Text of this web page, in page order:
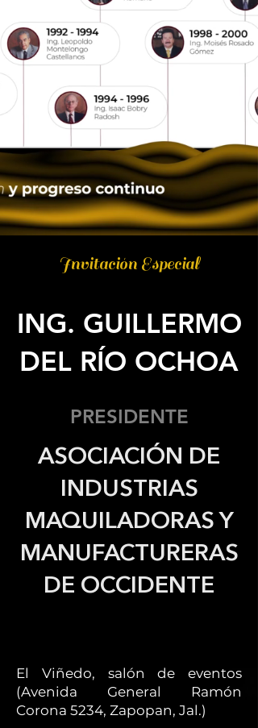
Invitación Especial
ING. GUILLERMO
DEL RÍO OCHOA
PRESIDENTE
ASOCIACIÓN DE
INDUSTRIAS
MAQUILADORAS Y
MANUFACTURERAS
DE OCCIDENTE
El Viñedo, salón de eventos
(Avenida General Ramón
Corona 5234, Zapopan, Jal.)